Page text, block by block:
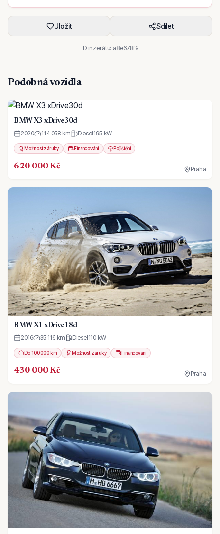
Uložit Sdílet
ID inzerátu: a8e678f9
Podobná vozidla
BMW X3 xDrive30d
2020 114 058 km Diesel195 kW
Možnost záruky Financování Pojištění
620 000 Kč Praha
BMW X1 xDrive18d
2016 35 116 km Diesel110 kW
Do 100 000 km Možnost záruky Financování
430 000 Kč Praha